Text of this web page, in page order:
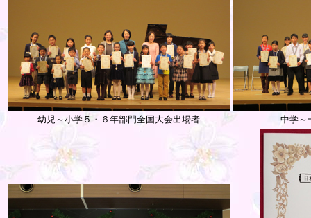
幼児～小学５・６年部門全国大会出場者 中学～